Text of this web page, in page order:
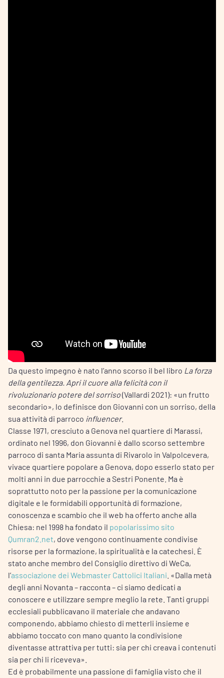
Da questo impegno è nato l’anno scorso il bel libro La forza
della gentilezza. Apri il cuore alla felicità con il
rivoluzionario potere del sorriso(Vallardi 2021): «un frutto
secondario», lo definisce don Giovanni con un sorriso, della
sua attività di parroco influencer.
Classe 1971, cresciuto a Genova nel quartiere di Marassi,
ordinato nel 1996, don Giovanni è dallo scorso settembre
parroco di santa Maria assunta di Rivarolo in Valpolcevera,
vivace quartiere popolare a Genova, dopo esserlo stato per
molti anni in due parrocchie a Sestri Ponente. Ma è
soprattutto noto per la passione per la comunicazione
digitale e le formidabili opportunità di formazione,
conoscenza e scambio che il web ha offerto anche alla
Chiesa: nel 1998 ha fondato il popolarissimo sito
Qumran2.net, dove vengono continuamente condivise
risorse per la formazione, la spiritualità e la catechesi. È
stato anche membro del Consiglio direttivo di WeCa,
l’associazione dei Webmaster Cattolici Italiani . «Dalla metà
degli anni Novanta – racconta – ci siamo dedicati a
conoscere e utilizzare sempre meglio la rete. Tanti gruppi
ecclesiali pubblicavano il materiale che andavano
componendo, abbiamo chiesto di metterli insieme e
abbiamo toccato con mano quanto la condivisione
diventasse attrattiva per tutti: sia per chi creava i contenuti
sia per chi li riceveva».
Ed è probabilmente una passione di famiglia visto che il